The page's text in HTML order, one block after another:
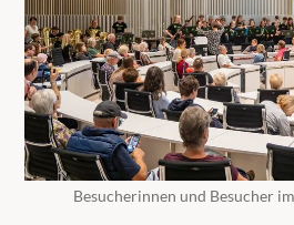
Besucherinnen und Besucher